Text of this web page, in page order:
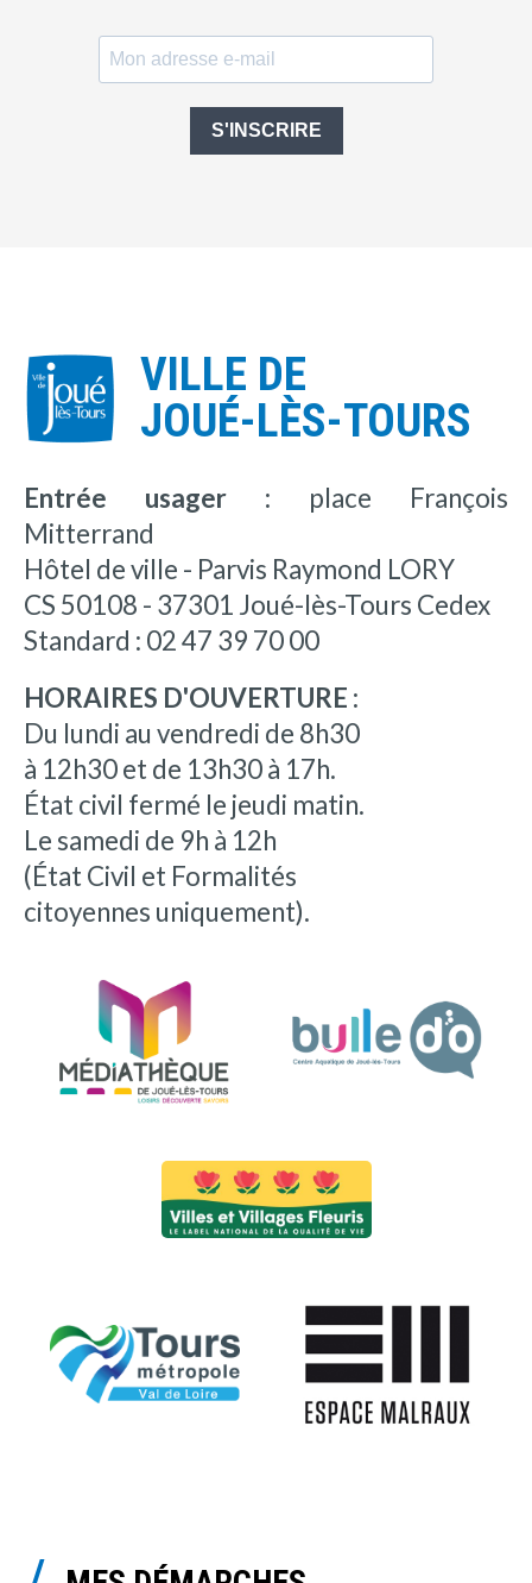
S'INSCRIRE
VILLE DE
JOUÉ-LÈS-TOURS
Entrée usager : place François
Mitterrand
Hôtel de ville - Parvis Raymond LORY
CS 50108 - 37301 Joué-lès-Tours Cedex
Standard : 02 47 39 70 00
HORAIRES D'OUVERTURE :
Du lundi au vendredi de 8h30
à 12h30 et de 13h30 à 17h.
État civil fermé le jeudi matin.
Le samedi de 9h à 12h
(État Civil et Formalités
citoyennes uniquement).